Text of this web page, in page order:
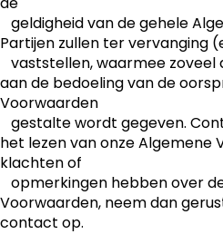
geldigheid van de gehele
Partijen zullen ter vervanging
vaststellen, waarmee zoveel
aan de bedoeling van de
Voorwaarden
gestalte wordt gegeven.
het lezen van onze Algemene
klachten of
opmerkingen hebben over
Voorwaarden, neem dan
contact op.